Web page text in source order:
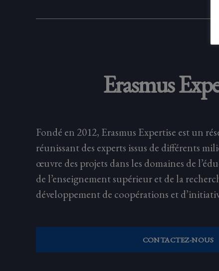
Erasmus
Fondé en 2012, Erasmus Expertise est un
réunissant des experts issus de différents
œuvre des projets dans les domaines de
de l’enseignement supérieur et de la
développement de coopérations et
CONTACTEZ-NOUS